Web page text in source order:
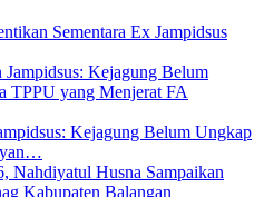
Sementara Ex Jampidsus
Kejagung Belum Ungkap
yan…